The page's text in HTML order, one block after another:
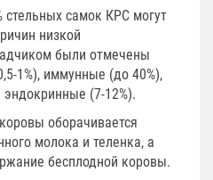
самок КРС могут
низкой
были отмечены
1%), иммунные (до 40%),
(7-12%).
оборачивается
молока и теленка, а
бесплодной коровы.